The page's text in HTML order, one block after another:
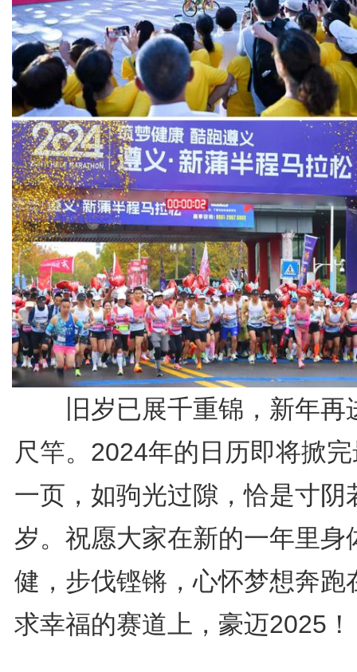
旧岁已展千重锦，新年再
尺竿。2024年的日历即将掀
一页，如驹光过隙，恰是寸阴
岁。祝愿大家在新的一年里身
健，步伐铿锵，心怀梦想奔跑
求幸福的赛道上，豪迈2025！